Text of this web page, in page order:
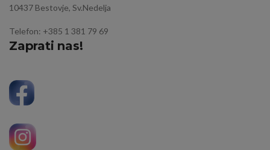
10437 Bestovje, Sv.Nedelja
Telefon: +385 1 381 79 69
Zaprati nas!